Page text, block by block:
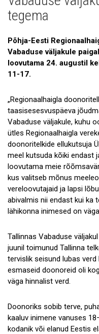
Galerii
Tule tööle!
Tule ekskursioonile!
tegema
Põhja-Eesti
Vabaduse väljakule
loovutama 24. augustil
11-17.
„Regionaalhaigla
taasisesesvuspäeva
Vabaduse väljakule, kuhu
ütles Regionaalhaigla
doonoritelkide ellukutsuja
meel kutsuda kõiki endast
loovutama meie
kus valitseb mõnus
vereloovutajaid ja lapsi
abivalmis nii endast kui ka
lähikonna inimesed on
Tallinnas Vabaduse
juunil toimunud Tallinna
tervislik seisund lubas
esmaseid doonoreid oli
väga hinnalist verd.
Doonoriks sobib terve,
kaaluv inimene vanuses
kodanik või elanud Eestis